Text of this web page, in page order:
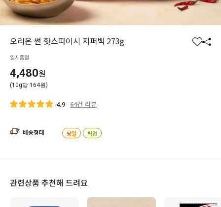
오리온 썬 핫스파이시 지퍼백 273g
찜 공
일시품절
4,480원
(10g당 164원)
4.9 64건 리뷰
배송형태 당일 픽업
관련상품 추천해 드려요